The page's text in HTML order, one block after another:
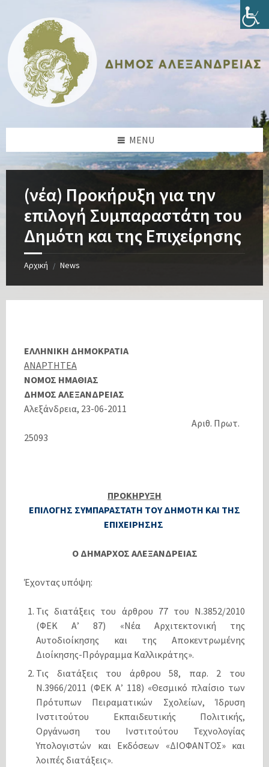
content
sidebar
sidebar
footer
MENU
(νέα) Προκήρυξη για την
επιλογή Συμπαραστάτη του
Δημότη και της Επιχείρησης
Αρχική / News
ΕΛΛΗΝΙΚΗ ΔΗΜΟΚΡΑΤΙΑ
ΑΝΑΡΤΗΤΕΑ
ΝΟΜΟΣ ΗΜΑΘΙΑΣ
ΔΗΜΟΣ ΑΛΕΞΑΝΔΡΕΙΑΣ
Αλεξάνδρεια, 23-06-2011
Αριθ. Πρωτ.
25093
ΠΡΟΚΗΡΥΞΗ
ΕΠΙΛΟΓΗΣ ΣΥΜΠΑΡΑΣΤΑΤΗ ΤΟΥ ΔΗΜΟΤΗ ΚΑΙ ΤΗΣ
ΕΠΙΧΕΙΡΗΣΗΣ
Ο ΔΗΜΑΡΧΟΣ ΑΛΕΞΑΝΔΡΕΙΑΣ
Έχοντας υπόψη:
Τις διατάξεις του άρθρου 77 του Ν.3852/2010
(ΦΕΚ Α’ 87) «Νέα Αρχιτεκτονική της
Αυτοδιοίκησης και της Αποκεντρωμένης
Διοίκησης-Πρόγραμμα Καλλικράτης».
Τις διατάξεις του άρθρου 58, παρ. 2 του
Ν.3966/2011 (ΦΕΚ Α’ 118) «Θεσμικό πλαίσιο των
Πρότυπων Πειραματικών Σχολείων, Ίδρυση
Ινστιτούτου Εκπαιδευτικής Πολιτικής,
Οργάνωση του Ινστιτούτου Τεχνολογίας
Υπολογιστών και Εκδόσεων «ΔΙΟΦΑΝΤΟΣ» και
λοιπές διατάξεις».